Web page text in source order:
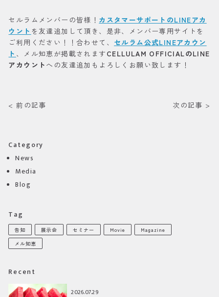
セルラムメンバーの皆様！ カスタマーサポートのLINEアカ
ウント を友達追加して頂き、是非、メンバー専用サイトを
ご利用ください！！合わせて、 セルラム公式LINEアカウン
ト 、メル知恵が掲載されます CELLULAM OFFICIALのLINE
アカウント への友達追加もよろしくお願い致します！
< 前の記事 次の記事 >
Category
News
Media
Blog
Tag
告知 展示会 セミナー Movie
Magazine
メル知恵
Recent
2026.07.29